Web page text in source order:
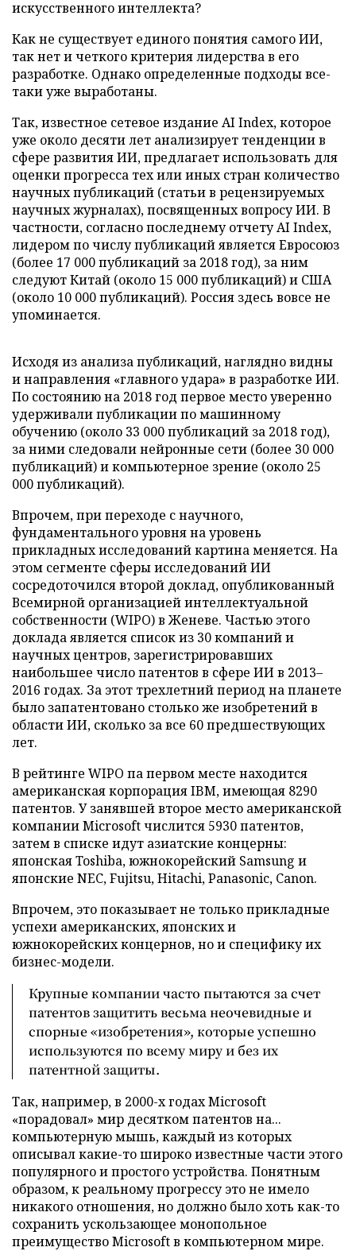
искусственного интеллекта?
Как не существует единого понятия самого ИИ,
так нет и четкого критерия лидерства в его
разработке. Однако определенные подходы все-
таки уже выработаны.
Так, известное сетевое издание AI Index, которое
уже около десяти лет анализирует тенденции в
сфере развития ИИ, предлагает использовать для
оценки прогресса тех или иных стран количество
научных публикаций (статьи в рецензируемых
научных журналах), посвященных вопросу ИИ. В
частности, согласно последнему отчету AI Index,
лидером по числу публикаций является Евросоюз
(более 17 000 публикаций за 2018 год), за ним
следуют Китай (около 15 000 публикаций) и США
(около 10 000 публикаций). Россия здесь вовсе не
упоминается.
Исходя из анализа публикаций, наглядно видны
и направления «главного удара» в разработке ИИ.
По состоянию на 2018 год первое место уверенно
удерживали публикации по машинному
обучению (около 33 000 публикаций за 2018 год),
за ними следовали нейронные сети (более 30 000
публикаций) и компьютерное зрение (около 25
000 публикаций).
Впрочем, при переходе с научного,
фундаментального уровня на уровень
прикладных исследований картина меняется. На
этом сегменте сферы исследований ИИ
сосредоточился второй доклад, опубликованный
Всемирной организацией интеллектуальной
собственности (WIPO) в Женеве. Частью этого
доклада является список из 30 компаний и
научных центров, зарегистрировавших
наибольшее число патентов в сфере ИИ в 2013–
2016 годах. За этот трехлетний период на планете
было запатентовано столько же изобретений в
области ИИ, сколько за все 60 предшествующих
лет.
В рейтинге WIPO па первом месте находится
американская корпорация IBM, имеющая 8290
патентов. У занявшей второе место американской
компании Microsoft числится 5930 патентов,
затем в списке идут азиатские концерны:
японская Toshiba, южнокорейский Samsung и
японские NEC, Fujitsu, Hitachi, Panasonic, Canon.
Впрочем, это показывает не только прикладные
успехи американских, японских и
южнокорейских концернов, но и специфику их
бизнес-модели.
Крупные компании часто пытаются за счет
патентов защитить весьма неочевидные и
спорные «изобретения», которые успешно
используются по всему миру и без их
патентной защиты.
Так, например, в 2000-х годах Microsoft
«порадовал» мир десятком патентов на...
компьютерную мышь, каждый из которых
описывал какие-то широко известные части этого
популярного и простого устройства. Понятным
образом, к реальному прогрессу это не имело
никакого отношения, но должно было хоть как-то
сохранить ускользающее монопольное
преимущество Microsoft в компьютерном мире.